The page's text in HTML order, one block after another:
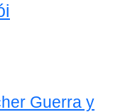
Guerra y